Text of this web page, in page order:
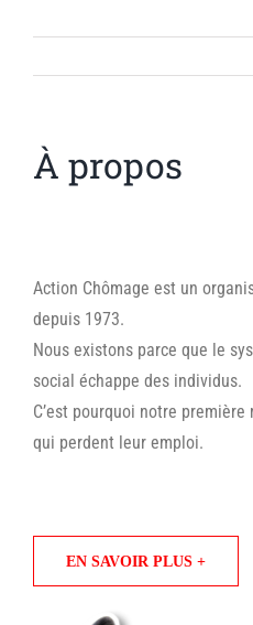
À propos
Action Chômage est un
depuis 1973.
Nous existons parce que le
social échappe des individus.
C’est pourquoi notre
qui perdent leur emploi.
EN SAVOIR PLUS +